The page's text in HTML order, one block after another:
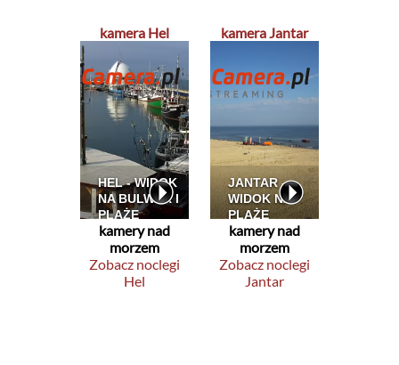
kamera Hel
kamery nad
morzem
Zobacz noclegi
Hel
kamera Jantar
kamery nad
morzem
Zobacz noclegi
Jantar